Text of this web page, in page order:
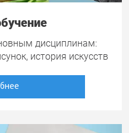
дисциплинам:
история искусств